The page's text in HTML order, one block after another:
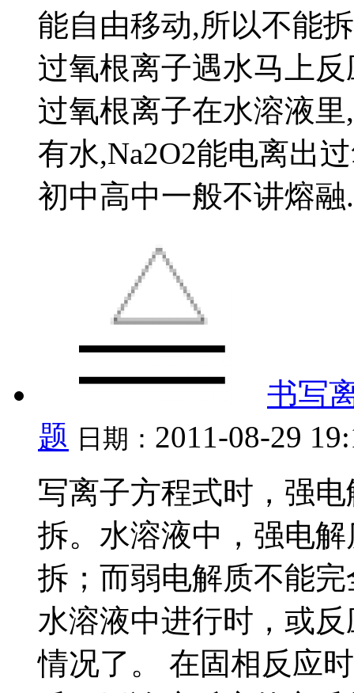
能自由移动,所以不能
过氧根离子遇水马上
过氧根离子在水溶液
有水,Na2O2能电离出
初中高中一般不讲熔融
书写
题 日期： 2011-08-29
写离子方程式时，强
拆。水溶液中，强电
拆；而弱电解质不能
水溶液中进行时，或
情况了。 在固相反应